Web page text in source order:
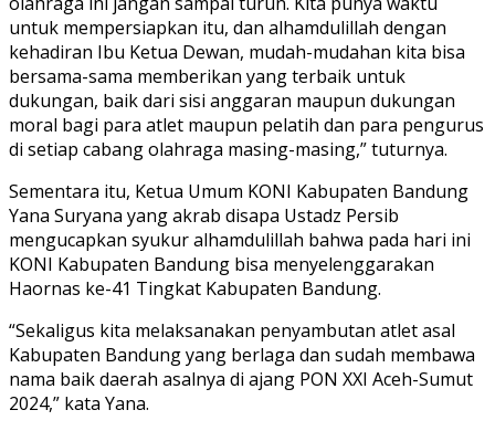
untuk mempersiapkan itu, dan alhamdulillah dengan
kehadiran Ibu Ketua Dewan, mudah-mudahan kita bisa
bersama-sama memberikan yang terbaik untuk
dukungan, baik dari sisi anggaran maupun dukungan
moral bagi para atlet maupun pelatih dan para pengurus
di setiap cabang olahraga masing-masing,” tuturnya.
Sementara itu, Ketua Umum KONI Kabupaten Bandung
Yana Suryana yang akrab disapa Ustadz Persib
mengucapkan syukur alhamdulillah bahwa pada hari ini
KONI Kabupaten Bandung bisa menyelenggarakan
Haornas ke-41 Tingkat Kabupaten Bandung.
“Sekaligus kita melaksanakan penyambutan atlet asal
Kabupaten Bandung yang berlaga dan sudah membawa
nama baik daerah asalnya di ajang PON XXI Aceh-Sumut
2024,” kata Yana.